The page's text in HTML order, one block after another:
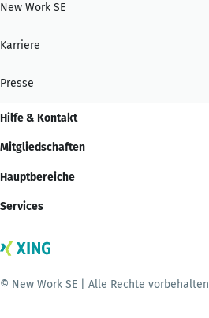
New Work SE
Karriere
Presse
Hilfe & Kontakt
Mitgliedschaften
Hauptbereiche
Services
© New Work SE | Alle Rechte vorbehalten